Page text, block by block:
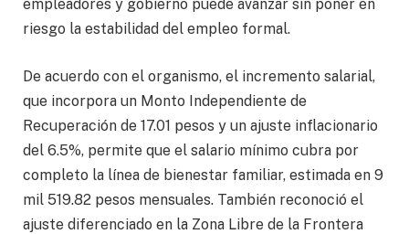
empleadores y gobierno puede avanzar sin poner en
riesgo la estabilidad del empleo formal.
De acuerdo con el organismo, el incremento salarial,
que incorpora un Monto Independiente de
Recuperación de 17.01 pesos y un ajuste inflacionario
del 6.5%, permite que el salario mínimo cubra por
completo la línea de bienestar familiar, estimada en 9
mil 519.82 pesos mensuales. También reconoció el
ajuste diferenciado en la Zona Libre de la Frontera